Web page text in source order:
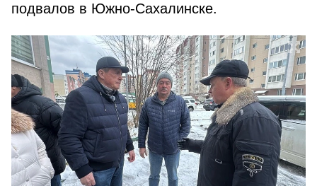
подвалов в Южно-Сахалинске.